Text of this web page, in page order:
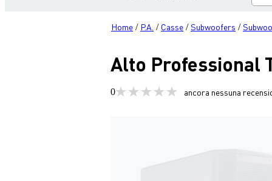
Home / P.A. / Casse /Subwoofers /
Alto Professional
0 ancora nessuna